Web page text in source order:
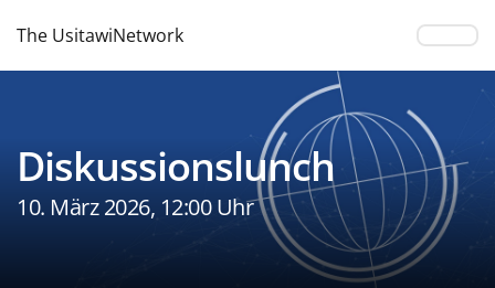
The UsitawiNetwork
Diskussionslunch
10. März 2026, 12:00 Uhr